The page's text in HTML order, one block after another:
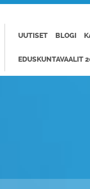
UUTISET BLOGI
EDUSKUNTAVAALIT